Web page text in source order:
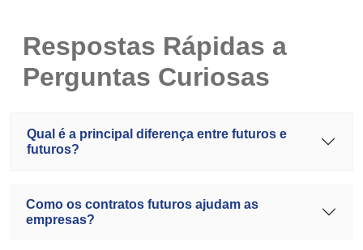
Respostas Rápidas a
Perguntas Curiosas
Qual é a principal diferença entre futuros e
futuros?
Como os contratos futuros ajudam as
empresas?